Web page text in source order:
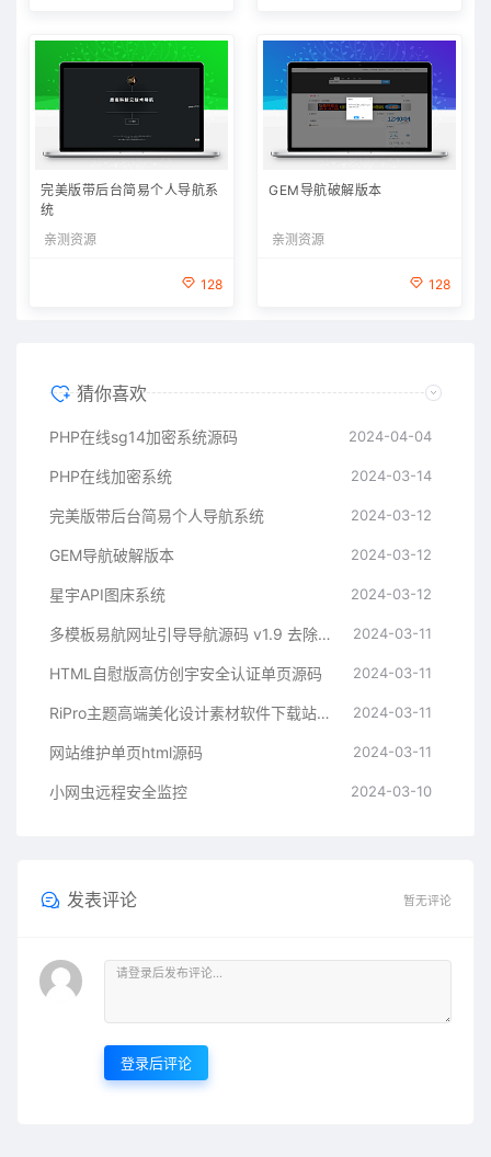
完美版带后台简易个人导航系
统
亲测资源
128
GEM导航破解版本
亲测资源
128
猜你喜欢
PHP在线sg14加密系统源码 2024-04-04
PHP在线加密系统 2024-03-14
完美版带后台简易个人导航系统 2024-03-12
GEM导航破解版本 2024-03-12
星宇API图床系统 2024-03-12
多模板易航网址引导导航源码 v1.9 去除弹窗等开心版 2024-03-11
HTML自慰版高仿创宇安全认证单页源码 2024-03-11
RiPro主题高端美化设计素材软件下载站子主题 2024-03-11
网站维护单页html源码 2024-03-11
小网虫远程安全监控 2024-03-10
发表评论 暂无评论
登录后评论